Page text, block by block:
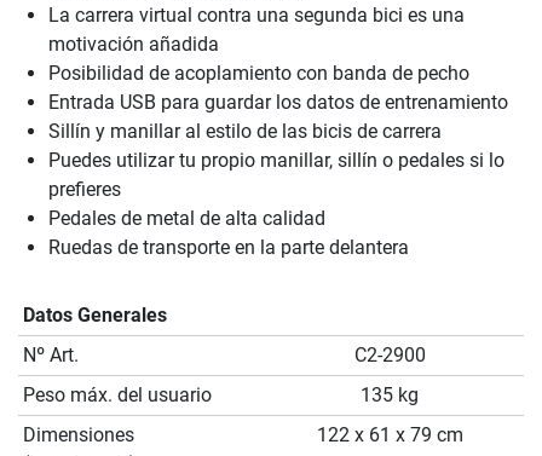
La carrera virtual contra una segunda bici es una
motivación añadida
Posibilidad de acoplamiento con banda de pecho
Entrada USB para guardar los datos de entrenamiento
Sillín y manillar al estilo de las bicis de carrera
Puedes utilizar tu propio manillar, sillín o pedales si lo
prefieres
Pedales de metal de alta calidad
Ruedas de transporte en la parte delantera
Datos Generales
Nº Art.
C2-2900
Peso máx. del usuario
135 kg
Dimensiones
122 x 61 x 79 cm